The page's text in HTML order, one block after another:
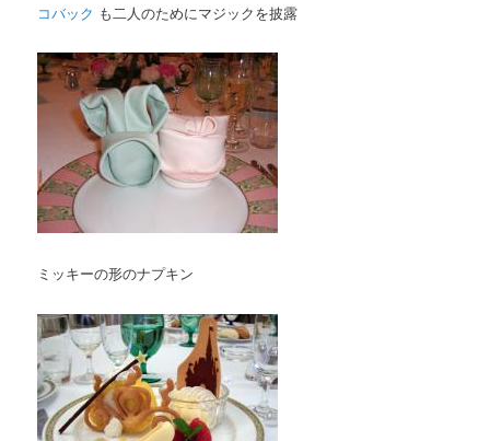
コバック も二人のためにマジックを披露
ミッキーの形のナプキン